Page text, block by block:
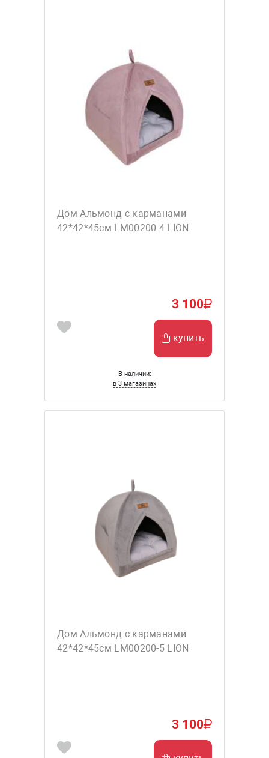
Дом Альмонд с карманами
42*42*45см LM00200-4 LION
3 100
купить
В наличии:
в 3 магазинах
Дом Альмонд с карманами
42*42*45см LM00200-5 LION
3 100